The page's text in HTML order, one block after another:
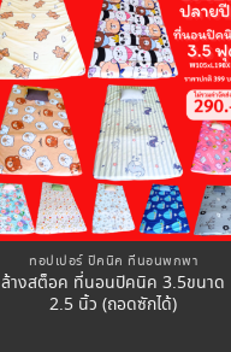
Add to
Wishlist
ทอปเปอร์ ปิคนิค ที่นอนพกพา
ล้างสต็อค ที่นอนปิคนิค 3.5ขนาด
2.5 นิ้ว (ถอดซักได้)